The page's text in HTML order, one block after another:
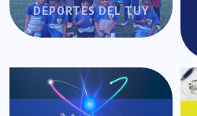
DEPORTES DEL TUY